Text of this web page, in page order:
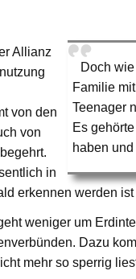
Doch
Familie
Teenager
Es
haben
Allianz
von den
von
in
erkennen werden
weniger um
Dazu
mehr so sperrig